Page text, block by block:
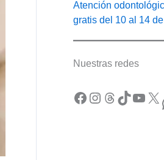
Atención
gratis del 10 al 14
Nuestras redes
Facebook Instagram Threads TikTok YouTube X